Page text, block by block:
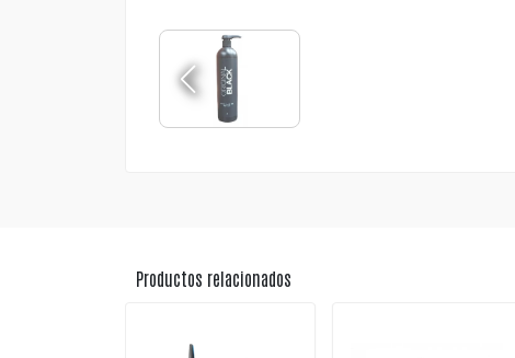
Productos relacionados